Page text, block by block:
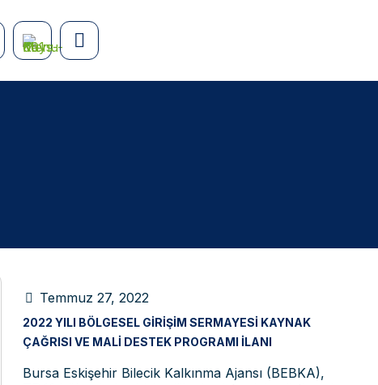
Temmuz 27, 2022
2022 YILI BÖLGESEL GIRIŞIM SERMAYESI KAYNAK
ÇAĞRISI VE MALI DESTEK PROGRAMI İLANI
Bursa Eskişehir Bilecik Kalkınma Ajansı (BEBKA),